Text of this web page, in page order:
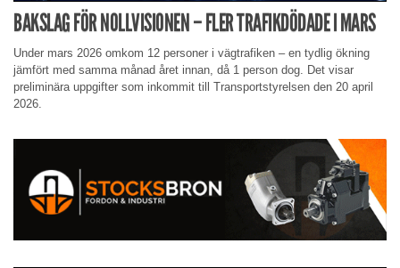
BAKSLAG FÖR NOLLVISIONEN – FLER TRAFIKDÖDADE I MARS
Under mars 2026 omkom 12 personer i vägtrafiken – en tydlig ökning
jämfört med samma månad året innan, då 1 person dog. Det visar
preliminära uppgifter som inkommit till Transportstyrelsen den 20 april
2026.